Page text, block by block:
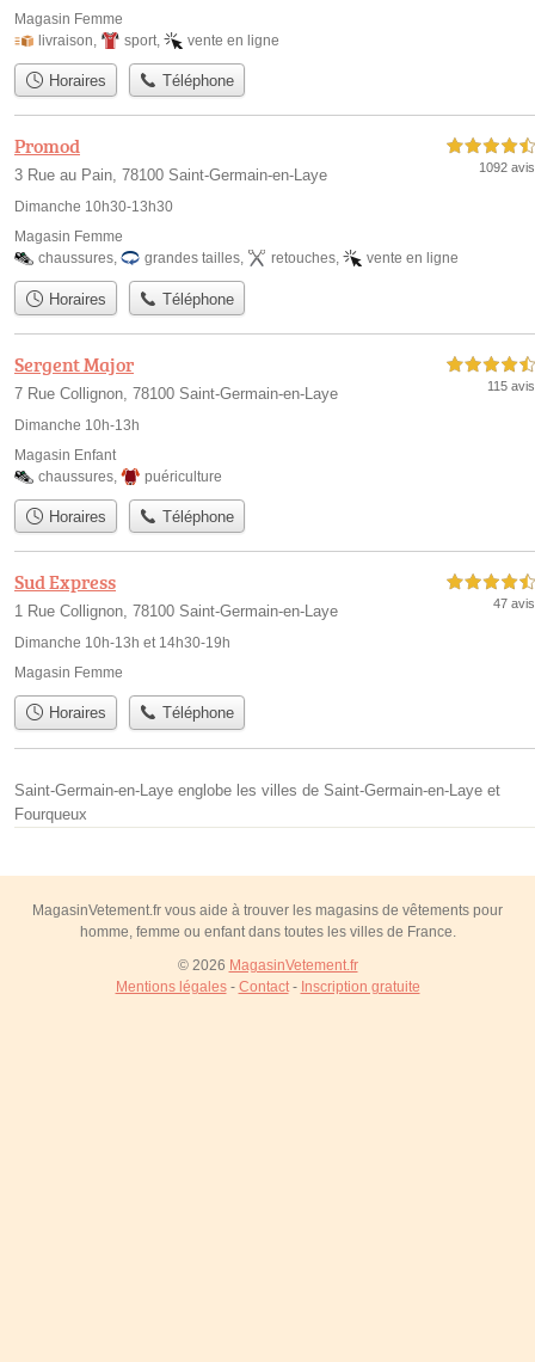
Magasin Femme
livraison, sport, vente en ligne
Horaires Téléphone
Promod
3 Rue au Pain, 78100 Saint-Germain-en-Laye
Dimanche 10h30-13h30
4,5 étoiles sur 5
1092 avis
Magasin Femme
chaussures, grandes tailles, retouches, vente en ligne
Horaires Téléphone
Sergent Major
7 Rue Collignon, 78100 Saint-Germain-en-Laye
Dimanche 10h-13h
4,5 étoiles sur 5
115 avis
Magasin Enfant
chaussures
puériculture
Horaires Téléphone
Sud Express
1 Rue Collignon, 78100 Saint-Germain-en-Laye
Dimanche 10h-13h et 14h30-19h
4,5 étoiles sur 5
47 avis
Magasin Femme
Horaires Téléphone
Saint-Germain-en-Laye englobe les villes de Saint-Germain-en-Laye et
Fourqueux
MagasinVetement.fr vous aide à trouver les magasins de vêtements pour
homme, femme ou enfant dans toutes les villes de France.
© 2026 MagasinVetement.fr
Mentions légales- Contact- Inscription gratuite